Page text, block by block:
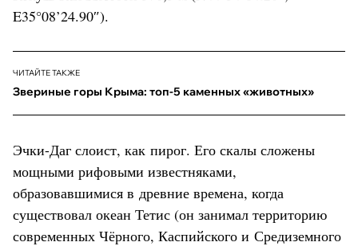
E35°08’24.90″).
ЧИТАЙТЕ ТАКЖЕ
Звериные горы Крыма: топ-5 каменных «животных»
Эчки-Даг слоист, как пирог. Его скалы сложены
мощными рифовыми известняками,
образовавшимися в древние времена, когда
существовал океан Тетис (он занимал территорию
современных Чёрного, Каспийского и Средиземного